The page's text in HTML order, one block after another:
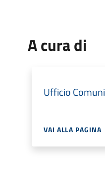
A cura di
Ufficio
VAI ALLA PAGINA